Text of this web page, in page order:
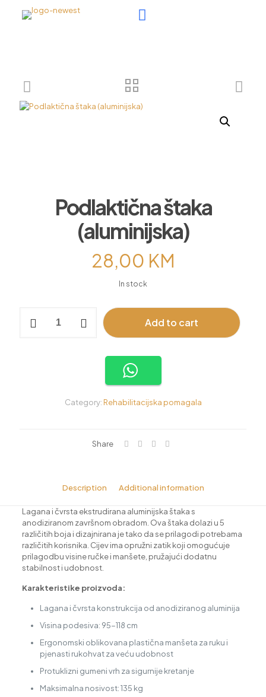
Podlaktična štaka
(aluminijska)
28,00 KM
In stock
Add to cart
Category: Rehabilitacijska pomagala
Share
Description Additional information
Lagana i čvrsta ekstrudirana aluminijska štaka s
anodiziranom završnom obradom. Ova štaka dolazi u 5
različitih boja i dizajnirana je tako da se prilagodi potrebama
različitih korisnika. Cijev ima opružni zatik koji omogućuje
prilagodbu visine ručke i manšete, pružajući dodatnu
stabilnost i udobnost.
Karakteristike proizvoda:
Lagana i čvrsta konstrukcija od anodiziranog aluminija
Visina podesiva: 95-118 cm
Ergonomski oblikovana plastična manšeta za ruku i
pjenasti rukohvat za veću udobnost
Protuklizni gumeni vrh za sigurnije kretanje
Maksimalna nosivost: 135 kg